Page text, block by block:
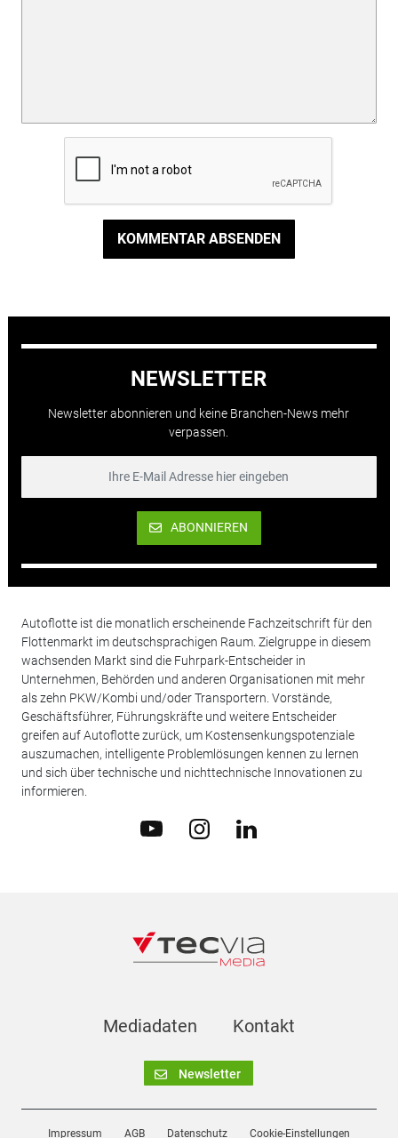
KOMMENTAR ABSENDEN
NEWSLETTER
Newsletter abonnieren und keine Branchen-News mehr
verpassen.
ABONNIEREN
Autoflotte ist die monatlich erscheinende Fachzeitschrift für den
Flottenmarkt im deutschsprachigen Raum. Zielgruppe in diesem
wachsenden Markt sind die Fuhrpark-Entscheider in
Unternehmen, Behörden und anderen Organisationen mit mehr
als zehn PKW/Kombi und/oder Transportern. Vorstände,
Geschäftsführer, Führungskräfte und weitere Entscheider
greifen auf Autoflotte zurück, um Kostensenkungspotenziale
auszumachen, intelligente Problemlösungen kennen zu lernen
und sich über technische und nichttechnische Innovationen zu
informieren.
Mediadaten Kontakt
Newsletter
Impressum AGB Datenschutz Cookie-Einstellungen